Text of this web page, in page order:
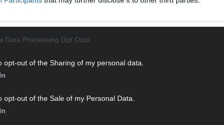
Data Processing Opt Outs
opt-out of the Sharing of my personal data.
opt-out of the Sale of my Personal Data.
Clips, Streams und Highlights extra für dich. Kein langes